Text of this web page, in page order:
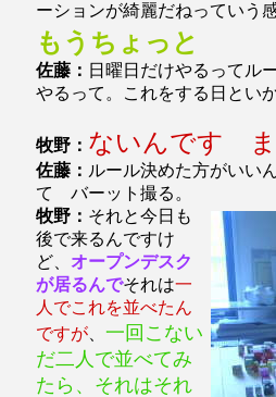
ーションが綺麗だねっていう
もうちょっと
佐藤： 日曜日だけやるってル
やるって。これをする日とい
牧野： ないんです
佐藤： ルール決めた方がいい
て バーット撮る。
牧野： それと今日も
後で来るんですけ
ど、 オープンデスク
が居るんでそれは一
人でこれを並べたん
ですが
一回こない
だ二人で並べてみ
たら、それはそれ